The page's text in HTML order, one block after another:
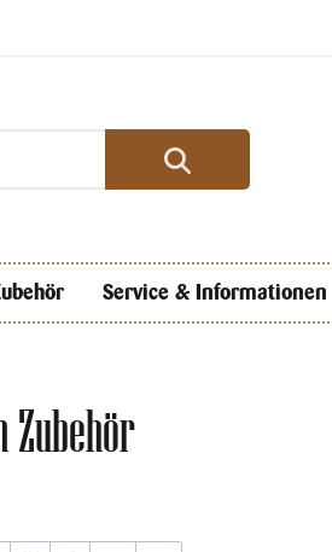
Service & Informationen
Zubehör